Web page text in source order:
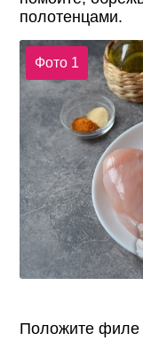
полотенцами.
Фото 1
Положите филе